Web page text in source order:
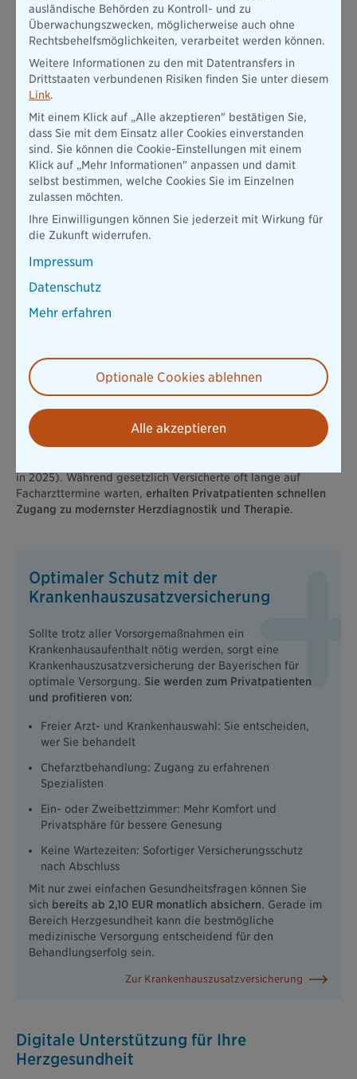
Herzvorsorge bedeutet nicht nur, gesund zu leben, sondern
auch Risiken frühzeitig zu erkennen. Diegesetzlichen
Krankenkassenübernehmenab dem 35. Lebensjahr alle zwei
Jahre einen Basis-Checkmit Blutdruckmessung, Blutzucker,
Cholesterinwerten und einem EKG. Viele
Umfassende Gesundheitsvorsorge mit der Privaten
Krankenversicherung
EinePrivate Krankenversicherung
Herzgesundheit. In Kooperation mit der Barmenia
Krankenversicherung AG erhalten Sie:
Jährliche Vorsorgeuntersuchungen statt nur alle zwei Jahre
Erweiterte Herzdiagnostik wie Herz-Ultraschall oder
Belastungs-EKG
Vertraglich garantierte Leistungen lebenslang
Die Private Krankenversicherung lohnt sich besonders für
Selbstständige, Beamte und Angestelltemit einem
in 2025). Während gesetzlich Versicherte oft lange auf
Facharzttermine warten, erhalten Privatpatienten schnellen
Zugang zu modernster Herzdiagnostik und Therapie.
Optimaler Schutz mit der
Krankenhauszusatzversicherung
Sollte trotz aller Vorsorgemaßnahmen ein
Krankenhausaufenthalt nötig werden, sorgt eine
Krankenhauszusatzversicherung der Bayerischen für
optimale Versorgung. Sie werden zum Privatpatienten
und profitieren von:
Freier Arzt- und Krankenhauswahl: Sie entscheiden,
wer Sie behandelt
Chefarztbehandlung: Zugang zu erfahrenen
Spezialisten
Ein- oder Zweibettzimmer: Mehr Komfort und
Privatsphäre für bessere Genesung
Keine Wartezeiten: Sofortiger Versicherungsschutz
nach Abschluss
Mit nur zwei einfachen Gesundheitsfragen können Sie
sich bereits ab 2,10 EUR monatlich absichern. Gerade im
Bereich Herzgesundheit kann die bestmögliche
medizinische Versorgung entscheidend für den
Behandlungserfolg sein.
Zur Krankenhauszusatzversicherung
Digitale Unterstützung für Ihre
Herzgesundheit
ausländische Behörden zu Kontroll- und zu
Überwachungszwecken, möglicherweise auch ohne
Rechtsbehelfsmöglichkeiten, verarbeitet werden können.
Weitere Informationen zu den mit Datentransfers in
Drittstaaten verbundenen Risiken finden Sie unter diesem
Link.
Mit einem Klick auf „Alle akzeptieren" bestätigen Sie,
dass Sie mit dem Einsatz aller Cookies einverstanden
sind. Sie können die Cookie-Einstellungen mit einem
Klick auf „Mehr Informationen" anpassen und damit
selbst bestimmen, welche Cookies Sie im Einzelnen
zulassen möchten.
Ihre Einwilligungen können Sie jederzeit mit Wirkung für
die Zukunft widerrufen.
Impressum
Datenschutz
Mehr erfahren
Optionale Cookies ablehnen
Alle akzeptieren